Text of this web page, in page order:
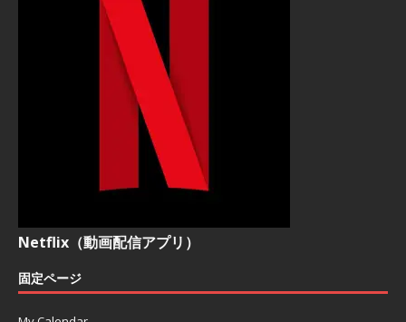
Netflix（動画配信アプリ）
固定ページ